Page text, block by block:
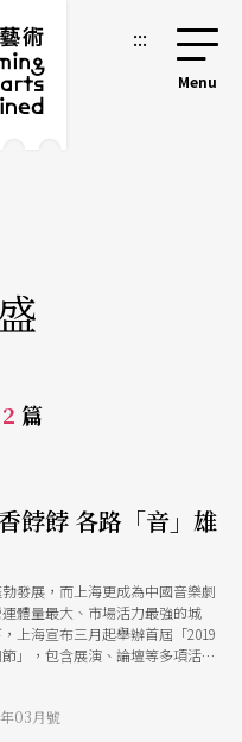
:::
2 篇
餑餑 各路「音」雄
發展，而上海更成為中國音樂劇
體量最大、市場活力最強的城
上海宣布三月起舉辦首屆「2019
節」，包含展演、論壇等多項活動
林奕華均有作品參與，各路
，為音樂劇今後的產業化發展，
03月號